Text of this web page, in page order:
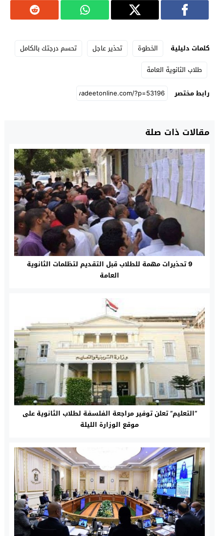
كلمات دليلية الخطوة تحذير عاجل
تحسم درجتك بالكامل
طلاب الثانوية العامة
رابط مختصر
مقالات ذات صلة
9 تحذيرات مهمة للطلاب قبل التقديم لتظلمات الثانوية
العامة
“التعليم” تعلن توفير مراجعة الفلسفة لطلاب الثانوية على
موقع الوزارة الليلة